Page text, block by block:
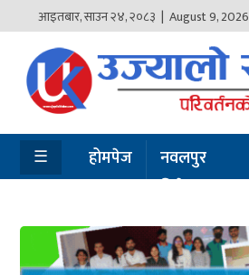
आइतबार,साउन२४,२०८३ | August 9, 2026
होमपेज
नवलपुर
विशेष
चितवन
☰ होमपेज
नवलपुर
विशेष